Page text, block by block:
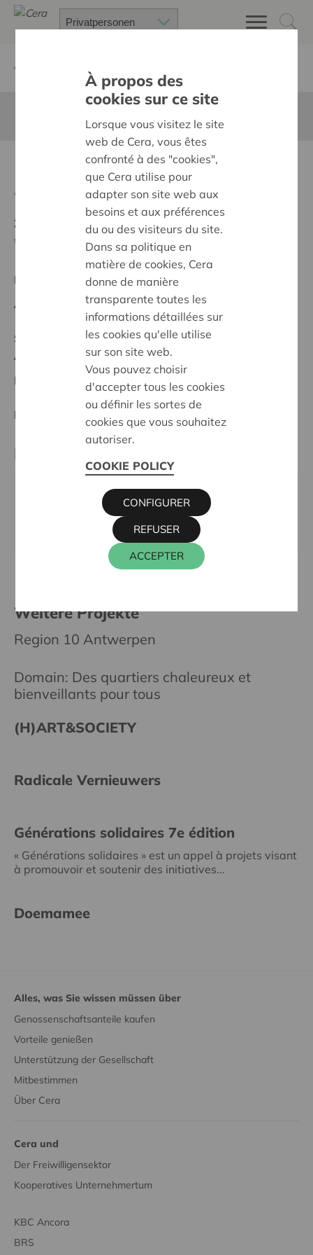
Diese Seite ist nicht ins Deutsche übersetzt
Inlijving Rots en water
Ziel:
Des quartiers chaleureux et bienveillants pour
tous
Regionales Projekt
Anfangsdatum:20/05/2026
Stand :
In treatment
Antwerpen
Datum:
20/05/2026
Entscheidung: Approved
Kontaktperson
KRIS DEBRUYNE
016 27 96 74
kris.debruyne@cera.coop
Weitere Projekte
Region 10 Antwerpen
Domain: Des quartiers chaleureux et
bienveillants pour tous
(H)ART&SOCIETY
Radicale Vernieuwers
Générations solidaires 7e édition
« Générations solidaires » est un appel à projets visant
à promouvoir et soutenir des initiatives...
Doemamee
Alles, was Sie wissen müssen über
Genossenschaftsanteile kaufen
Vorteile genießen
Unterstützung der Gesellschaft
Mitbestimmen
Über Cera
Cera und
Der Freiwilligensektor
Kooperatives Unternehmertum
KBC Ancora
BRS
À propos des
cookies sur ce site
Lorsque vous visitez le site
web de Cera, vous êtes
confronté à des "cookies",
que Cera utilise pour
adapter son site web aux
besoins et aux préférences
du ou des visiteurs du site.
Dans sa politique en
matière de cookies, Cera
donne de manière
transparente toutes les
informations détaillées sur
les cookies qu'elle utilise
sur son site web.
Vous pouvez choisir
d'accepter tous les cookies
ou définir les sortes de
cookies que vous souhaitez
autoriser.
COOKIE POLICY
ACCEPTER
REFUSER
CONFIGURER